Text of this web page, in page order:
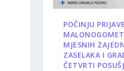
POČINJU
MJESNIH
ZASELAKA I
ČETVRTI